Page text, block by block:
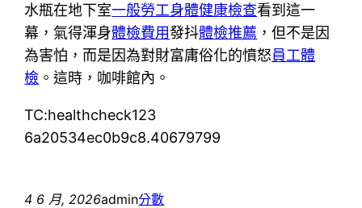
水瓶在地下室一般勞工身體健康檢查看到這一
幕，氣得渾身體檢費用發抖體檢推薦 ，但不是因
為害怕，而是因為對財富庸俗化的憤怒員工體
檢 。這時，咖啡館內。
TC:healthcheck123
6a20534ec0b9c8.40679799
4 6 月, 2026admin分數